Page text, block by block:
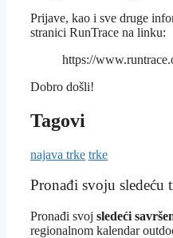
Prijave, kao i sve druge
stranici RunTrace na linku:
https://
Dobro došli!
Tagovi
najava trke trke
Pronađi svoju sledeću
Pronađi svoj sledeći
regionalnom kalendar